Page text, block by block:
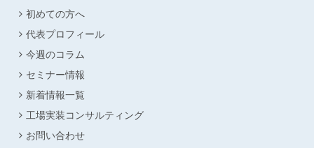
初めての方へ
代表プロフィール
今週のコラム
セミナー情報
新着情報一覧
工場実装コンサルティング
お問い合わせ